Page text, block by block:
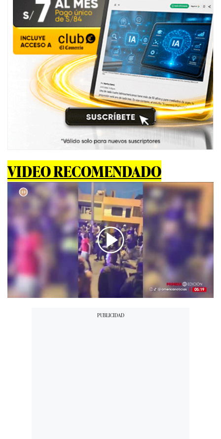
VIDEO RECOMENDADO
00:00/02:09